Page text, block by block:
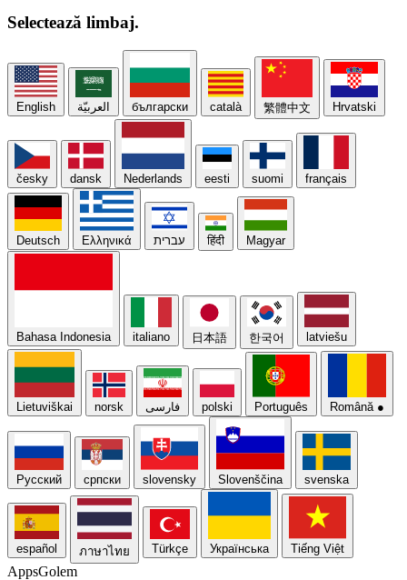
Selectează limbaj.
English العربيّة български català 繁體中文 Hrvatski
česky dansk Nederlands eesti suomi français
Deutsch Ελληνικά עברית हिंदी Magyar
Bahasa Indonesia italiano 日本語 한국어 latviešu
Lietuviškai norsk فارسی polski Português Română ●
Русский српски slovensky Slovenščina svenska
español ภาษาไทย Türkçe Українська Tiếng Việt
AppsGolem